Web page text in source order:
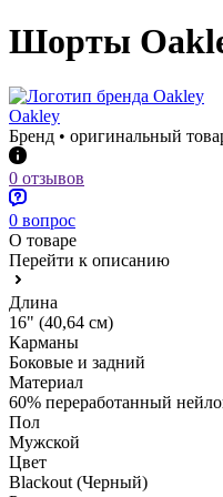
Шорты
Oakley
Бренд • оригинальный
0 отзывов
0 вопрос
О товаре
Перейти к описанию
Длина
16" (40,64 см)
Карманы
Боковые и задний
Материал
60% переработанный
Пол
Мужской
Цвет
Blackout (Черный)